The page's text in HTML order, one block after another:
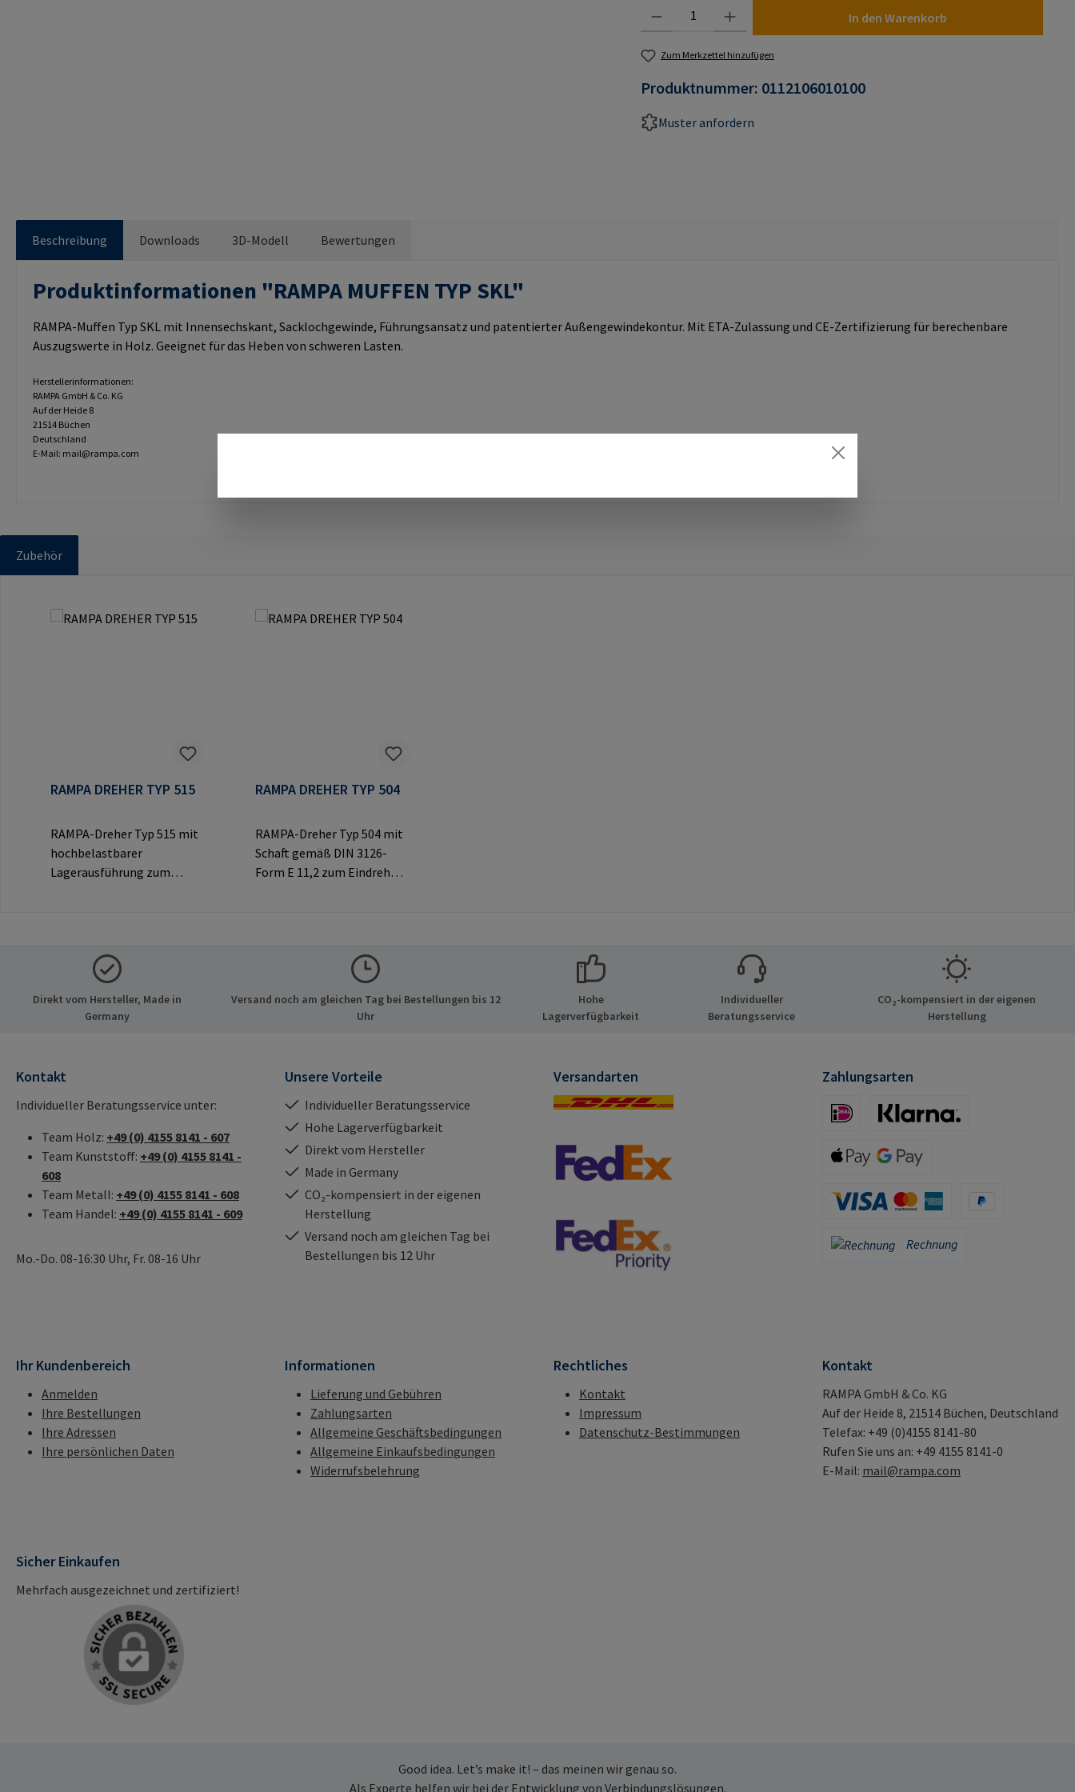
In den Warenkorb
Zum Merkzettel hinzufügen
Produktnummer: 0112106010100
Muster anfordern
Beschreibung Downloads 3D-Modell Bewertungen
Produktinformationen "RAMPA MUFFEN TYP SKL"
RAMPA-Muffen Typ SKL mit Innensechskant, Sacklochgewinde, Führungsansatz und patentierter Außengewindekontur. Mit ETA-Zulassung und CE-Zertifizierung für berechenbare
Auszugswerte in Holz. Geeignet für das Heben von schweren Lasten.
Herstellerinformationen:
RAMPA GmbH & Co. KG
Auf der Heide 8
21514 Büchen
Deutschland
E-Mail: mail@rampa.com
Zubehör
RAMPA DREHER TYP 515
RAMPA-Dreher Typ 515 mit
hochbelastbarer
Lagerausführung zum
RAMPA-Muffen zu
verwenden.Herstellerinfor
mationen: RAMPA GmbH &
Co. KG Auf der Heide 8 21514
RAMPA DREHER TYP 504
RAMPA-Dreher Typ 504 mit
Schaft gemäß DIN 3126-
Form E 11,2 zum Eindrehen
verwenden.Herstellerinfor
mationen: RAMPA GmbH &
Co. KG Auf der Heide 8 21514
Direkt vom Hersteller, Made in
Germany
Versand noch am gleichen Tag bei Bestellungen bis 12
Uhr
Hohe
Lagerverfügbarkeit
Individueller
Beratungsservice
CO₂-kompensiert in der eigenen
Herstellung
Kontakt
Individueller Beratungsservice unter:
Team Holz: +49 (0) 4155 8141 - 607
Team Kunststoff: +49 (0) 4155 8141 -
608
Team Metall: +49 (0) 4155 8141 - 608
Team Handel: +49 (0) 4155 8141 - 609
Mo.-Do. 08-16:30 Uhr, Fr. 08-16 Uhr
Unsere Vorteile
Individueller Beratungsservice
Hohe Lagerverfügbarkeit
Direkt vom Hersteller
Made in Germany
CO₂-kompensiert in der eigenen
Herstellung
Versand noch am gleichen Tag bei
Bestellungen bis 12 Uhr
Versandarten Zahlungsarten
Rechnung
Rechnung
Ihr Kundenbereich
Anmelden
Ihre Bestellungen
Ihre Adressen
Ihre persönlichen Daten
Informationen
Lieferung und Gebühren
Zahlungsarten
Allgemeine Geschäftsbedingungen
Allgemeine Einkaufsbedingungen
Widerrufsbelehrung
Rechtliches
Kontakt
Impressum
Datenschutz-Bestimmungen
Kontakt
RAMPA GmbH & Co. KG
Auf der Heide 8, 21514 Büchen, Deutschland
Telefax: +49 (0)4155 8141-80
Rufen Sie uns an: +49 4155 8141-0
E-Mail: mail@rampa.com
Sicher Einkaufen
Mehrfach ausgezeichnet und zertifiziert!
Good idea. Let’s make it! – das meinen wir genau so.
Als Experte helfen wir bei der Entwicklung von Verbindungslösungen.